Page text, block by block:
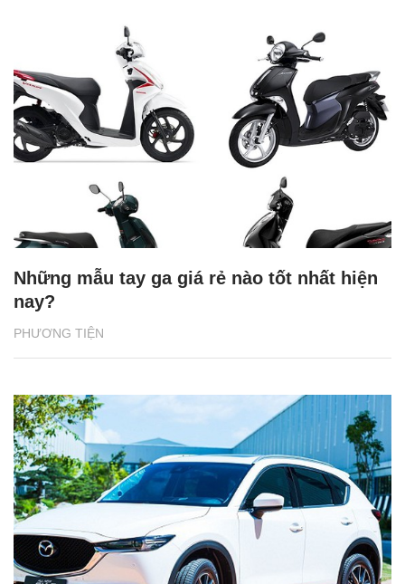
PHƯƠNG TIỆN
Những mẫu tay ga giá rẻ nào tốt nhất hiện
nay?